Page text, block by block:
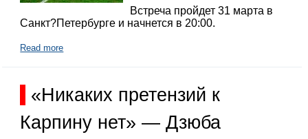
Встреча пройдет 31 марта в
Санкт?Петербурге и начнется в 20:00.
Read more
«Никаких претензий к
Карпину нет» — Дзюба